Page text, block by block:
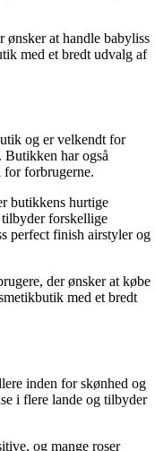
ønsker at handle babyliss
med et bredt udvalg af
og er velkendt for
Butikken har også
for forbrugerne.
butikkens hurtige
forskellige
perfect finish airstyler og
der ønsker at købe
med et bredt
inden for skønhed og
i flere lande og tilbyder
og mange roser